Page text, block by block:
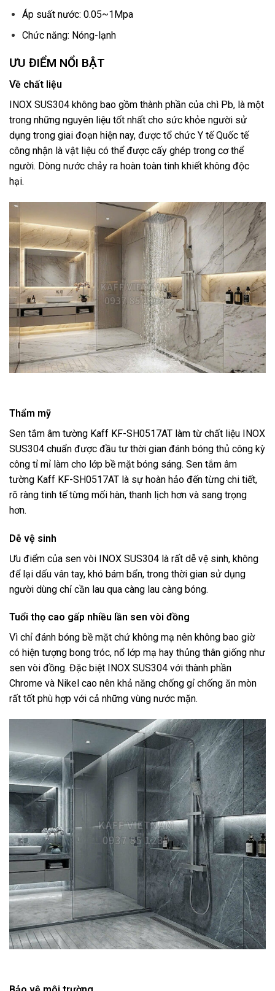
Áp suất nước: 0.05~1Mpa
Chức năng: Nóng-lạnh
ƯU ĐIỂM NỔI BẬT
Về chất liệu
INOX SUS304 không bao gồm thành phần của chì Pb, là một
trong những nguyên liệu tốt nhất cho sức khỏe người sử
dụng trong giai đoạn hiện nay, được tổ chức Y tế Quốc tế
công nhận là vật liệu có thể được cấy ghép trong cơ thể
người. Dòng nước chảy ra hoàn toàn tinh khiết không độc
hại.
Thẩm mỹ
Sen tắm âm tường Kaff KF-SH0517AT làm từ chất liệu INOX
SUS304 chuẩn được đầu tư thời gian đánh bóng thủ công kỳ
công tỉ mỉ làm cho lớp bề mặt bóng sáng. Sen tắm âm
tường Kaff KF-SH0517AT là sự hoàn hảo đến từng chi tiết,
rõ ràng tinh tế từng mối hàn, thanh lịch hơn và sang trọng
hơn.
Dễ vệ sinh
Ưu điểm của sen vòi INOX SUS304 là rất dễ vệ sinh, không
để lại dấu vân tay, khó bám bẩn, trong thời gian sử dụng
người dùng chỉ cần lau qua càng lau càng bóng.
Tuổi thọ cao gấp nhiều lần sen vòi đồng
Vì chỉ đánh bóng bề mặt chứ không mạ nên không bao giờ
có hiện tượng bong tróc, nổ lớp mạ hay thủng thân giống như
sen vòi đồng. Đặc biệt INOX SUS304 với thành phần
Chrome và Nikel cao nên khả năng chống gỉ chống ăn mòn
rất tốt phù hợp với cả những vùng nước mặn.